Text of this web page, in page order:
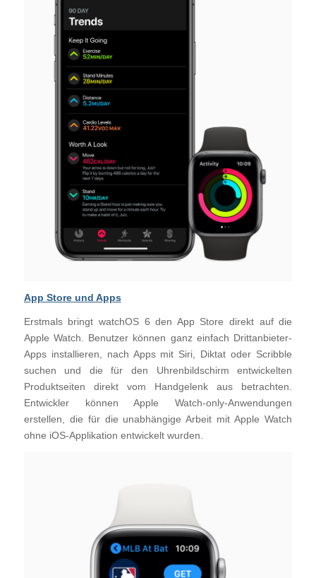
App Store und Apps
Erstmals bringt watchOS 6 den App Store direkt auf die
Apple Watch. Benutzer können ganz einfach Drittanbieter-
Apps installieren, nach Apps mit Siri, Diktat oder Scribble
suchen und die für den Uhrenbildschirm entwickelten
Produktseiten direkt vom Handgelenk aus betrachten.
Entwickler können Apple Watch-only-Anwendungen
erstellen, die für die unabhängige Arbeit mit Apple Watch
ohne iOS-Applikation entwickelt wurden.